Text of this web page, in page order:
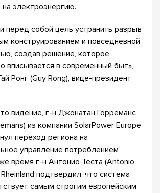
электроэнергию.
перед собой цель устранить разрыв
конструированием и повседневной
создав решение, которое
вписывается в современный быт»,
Ронг (Guy Rong), вице-президент
видение, г-н Джонатан Горреманс
из компании SolarPower Europe
переход региона на
управление потреблением
время г-н Антонио Теста (Antonio
подтвердил, что система
самым строгим европейским